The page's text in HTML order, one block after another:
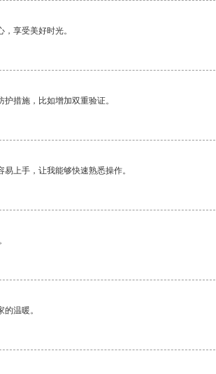
享受美好时光。
措施，比如增加双重验证。
上手，让我能够快速熟悉操作。
温暖。